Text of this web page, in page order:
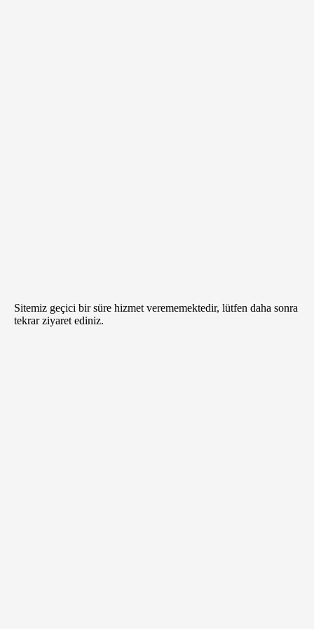
Sitemiz geçici bir süre hizmet verememektedir, lütfen daha sonra
tekrar ziyaret ediniz.